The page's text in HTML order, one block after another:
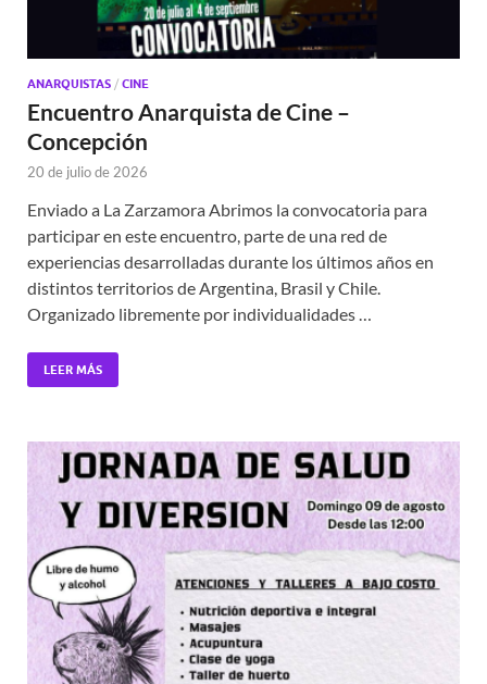
ANARQUISTAS / CINE
Encuentro Anarquista de Cine –
Concepción
20 de julio de 2026
Enviado a La Zarzamora Abrimos la convocatoria para
participar en este encuentro, parte de una red de
experiencias desarrolladas durante los últimos años en
distintos territorios de Argentina, Brasil y Chile.
Organizado libremente por individualidades …
LEER MÁS